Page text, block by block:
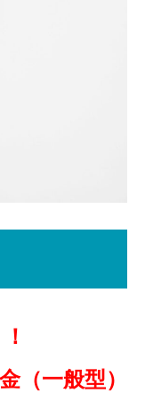
（一般型）